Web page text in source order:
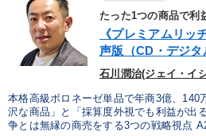
たった1つの商品で利
《プレミアムリッ
声版（CD・デジタ
石川潤治(ジェイ・イ
本格高級ボロネーゼ単品で年商3億、140
沢な商品」と「採算度外視でも利益が出
争とは無縁の商売をする3つの戦略視点